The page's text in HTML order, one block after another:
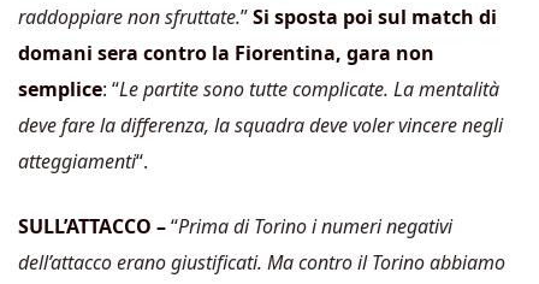
raddoppiare non sfruttate.”Si sposta poi sul match di
domani sera contro la Fiorentina, gara non
semplice: “Le partite sono tutte complicate. La mentalità
deve fare la differenza, la squadra deve voler vincere negli
atteggiamenti“.
SULL’ATTACCO –“Prima di Torino i numeri negativi
dell’attacco erano giustificati. Ma contro il Torino abbiamo